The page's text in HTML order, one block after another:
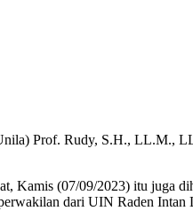
Prof. Rudy, S.H., LL.M.,
Kamis (07/09/2023) itu juga
dari UIN Raden Intan